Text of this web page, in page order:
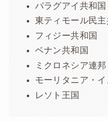
パラグアイ共和国
東ティモール民主
フィジー共和国
ベナン共和国
ミクロネシア連邦
モーリタニア・
レソト王国